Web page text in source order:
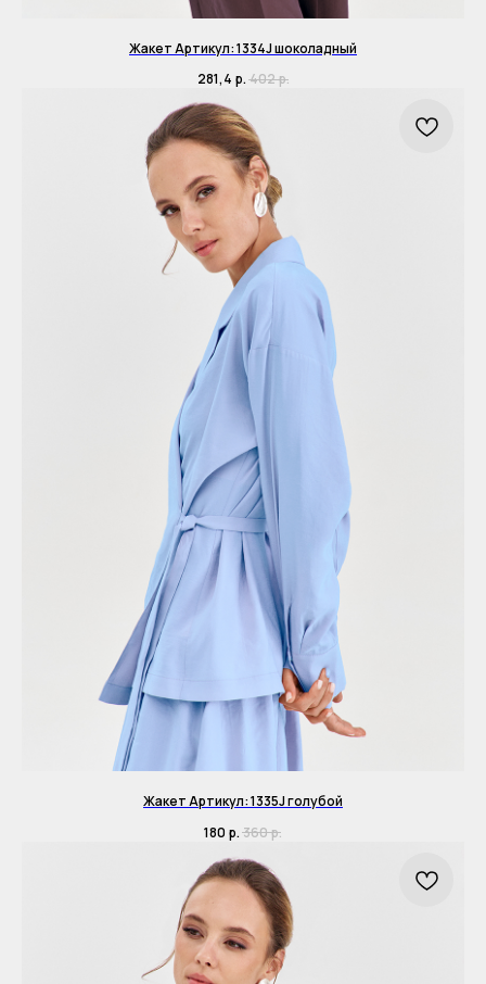
Жакет Артикул: 1334J шоколадный
281,4 р. 402р.
Жакет Артикул: 1335J голубой
180 р. 360р.